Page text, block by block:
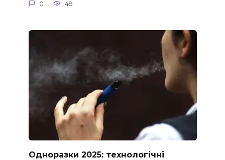
0 49
Одноразки 2025: технологічні